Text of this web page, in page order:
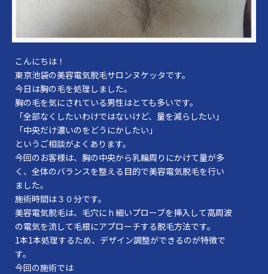
こんにちは！
東京池袋の美容電気脱毛サロンヌケッタです。
今日は胸の毛を処理しました。
胸の毛を気にされている男性はとても多いです。
「全部なくしたいわけではないけど、量を減らしたい」
「中央だけ濃いのをどうにかしたい」
というご相談がよくあります。
今回のお客様は、胸の中央から乳輪周りにかけて量が多
く、全体のバランスを整える目的で美容電気脱毛を行い
ました。
施術時間は３０分です。
美容電気脱毛は、毛穴にｈ細いプローブを挿入して高周波
の電気を流して毛根にアプローチする脱毛方法です。
1本1本処理するため、デザイン調整ができるのが特徴で
す。
今回の施術では